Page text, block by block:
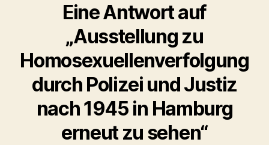
Eine Antwort auf
„Ausstellung zu
Homosexuellenverfolgung
durch Polizei und Justiz
nach 1945 in Hamburg
erneut zu sehen“